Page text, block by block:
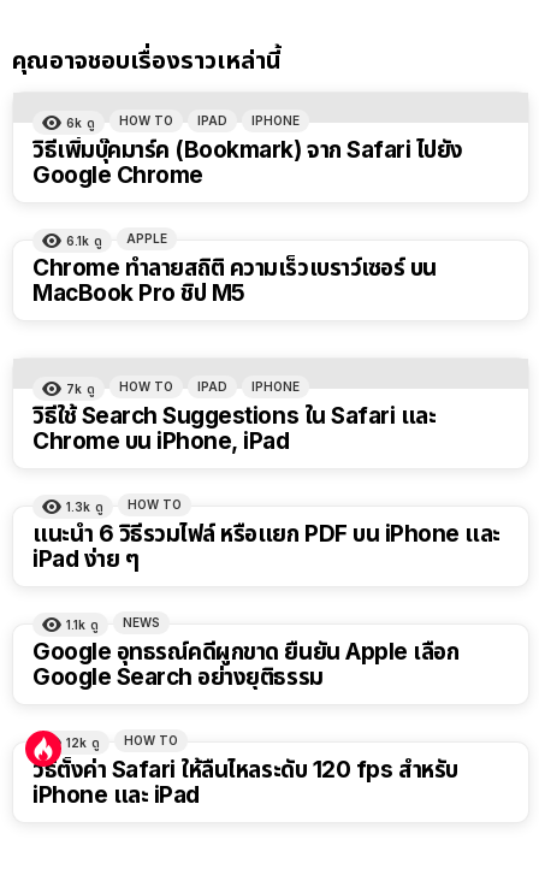
คุณอาจชอบเรื่องราวเหล่านี้
6k ดู HOW TO IPAD IPHONE
วิธีเพิ่มบุ๊คมาร์ค (Bookmark) จาก Safari ไปยัง
Google Chrome
6.1k ดู APPLE
Chrome ทำลายสถิติ ความเร็วเบราว์เซอร์ บน
MacBook Pro ชิป M5
7k ดู HOW TO IPAD IPHONE
วิธีใช้ Search Suggestions ใน Safari และ
Chrome บน iPhone, iPad
1.3k ดู HOW TO
แนะนำ 6 วิธีรวมไฟล์ หรือแยก PDF บน iPhone และ
iPad ง่าย ๆ
1.1k ดู NEWS
Google อุทธรณ์คดีผูกขาด ยืนยัน Apple เลือก
Google Search อย่างยุติธรรม
12k ดู HOW TO
วิธีตั้งค่า Safari ให้ลื่นไหลระดับ 120 fps สำหรับ
iPhone และ iPad